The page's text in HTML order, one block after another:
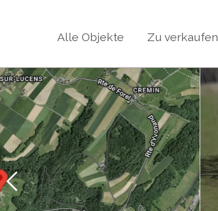
Alle Objekte Zu verkaufen